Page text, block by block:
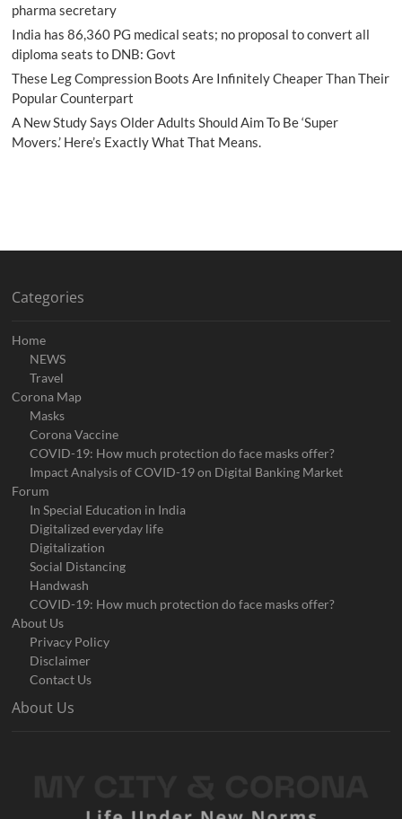
pharma secretary
India has 86,360 PG medical seats; no proposal to convert all
diploma seats to DNB: Govt
These Leg Compression Boots Are Infinitely Cheaper Than Their
Popular Counterpart
A New Study Says Older Adults Should Aim To Be ‘Super
Movers.’ Here’s Exactly What That Means.
Categories
Home
NEWS
Travel
Corona Map
Masks
Corona Vaccine
COVID-19: How much protection do face masks offer?
Impact Analysis of COVID-19 on Digital Banking Market
Forum
In Special Education in India
Digitalized everyday life
Digitalization
Social Distancing
Handwash
COVID-19: How much protection do face masks offer?
About Us
Privacy Policy
Disclaimer
Contact Us
About Us